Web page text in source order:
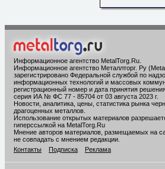
Информационное агентство MetalTorg.Ru
Информационное агентство Металлторг. Ру
зарегистрировано Федеральной службой по
информационных технологий и массовых
регистрационный номер и дата принятия
серия ИА № ФС 77 - 85704 от 03 августа 2023 г.
Новости, аналитика, цены, статистика рынка
драгоценных металлов.
Использование открытых материалов
гиперссылкой на MetalTorg.Ru
Мнение авторов материалов, размещаемых на
не совпадать с мнением редакции.
Контакты
Подписка Реклама